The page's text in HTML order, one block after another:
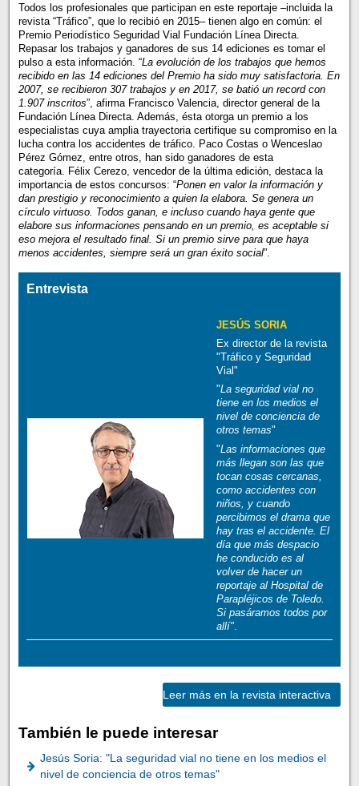
Todos los profesionales que participan en este reportaje –incluida la
revista “Tráfico”, que lo recibió en 2015– tienen algo en común: el
Premio Periodístico Seguridad Vial Fundación Línea Directa.
Repasar los trabajos y ganadores de sus 14 ediciones es tomar el
pulso a esta información. “La evolución de los trabajos que hemos
recibido en las 14 ediciones del Premio ha sido muy satisfactoria. En
2007, se recibieron 307 trabajos y en 2017, se batió un record con
1.907 inscritos”, afirma Francisco Valencia, director general de la
Fundación Línea Directa. Además, ésta otorga un premio a los
especialistas cuya amplia trayectoria certifique su compromiso en la
lucha contra los accidentes de tráfico. Paco Costas o Wenceslao
Pérez Gómez, entre otros, han sido ganadores de esta
categoría. Félix Cerezo, vencedor de la última edición, destaca la
importancia de estos concursos: “Ponen en valor la información y
dan prestigio y reconocimiento a quien la elabora. Se genera un
círculo virtuoso. Todos ganan, e incluso cuando haya gente que
elabore sus informaciones pensando en un premio, es aceptable si
eso mejora el resultado final. Si un premio sirve para que haya
menos accidentes, siempre será un gran éxito social”.
Entrevista
JESÚS SORIA
Ex director de la revista
"Tráfico y Seguridad
Vial"
"La seguridad vial no
tiene en los medios el
nivel de conciencia de
otros temas"
"Las informaciones que
más llegan son las que
tocan cosas cercanas,
como accidentes con
niños, y cuando
percibimos el drama que
hay tras el accidente. El
día que más despacio
he conducido es al
volver de hacer un
reportaje al Hospital de
Parapléjicos de Toledo.
Si pasáramos todos por
allí".
Leer más en la revista interactiva
También le puede interesar
Jesús Soria: "La seguridad vial no tiene en los medios el
nivel de conciencia de otros temas"